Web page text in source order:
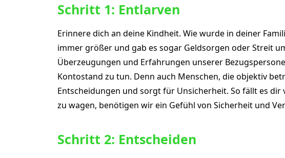
Schritt 1: Entlarven
Erinnere dich an deine Kindheit. Wie wurde in deiner
immer größer und gab es sogar Geldsorgen oder Streit
Überzeugungen und Erfahrungen unserer
Kontostand zu tun. Denn auch Menschen, die objektiv
Entscheidungen und sorgt für Unsicherheit. So fällt es
zu wagen, benötigen wir ein Gefühl von Sicherheit und
Schritt 2: Entscheiden